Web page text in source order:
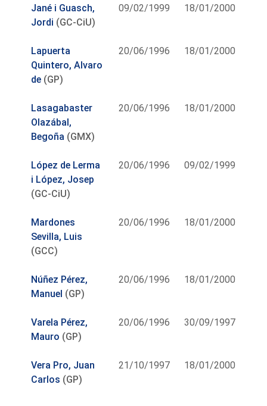
Jané i Guasch,
Jordi (GC-CiU)
09/02/1999 18/01/2000
Lapuerta
Quintero, Alvaro
de (GP)
20/06/1996 18/01/2000
Lasagabaster
Olazábal,
Begoña (GMX)
20/06/1996 18/01/2000
López de Lerma
i López, Josep
(GC-CiU)
20/06/1996 09/02/1999
Mardones
Sevilla, Luis
(GCC)
20/06/1996 18/01/2000
Núñez Pérez,
Manuel (GP)
20/06/1996 18/01/2000
Varela Pérez,
Mauro (GP)
20/06/1996 30/09/1997
Vera Pro, Juan
Carlos (GP)
21/10/1997 18/01/2000